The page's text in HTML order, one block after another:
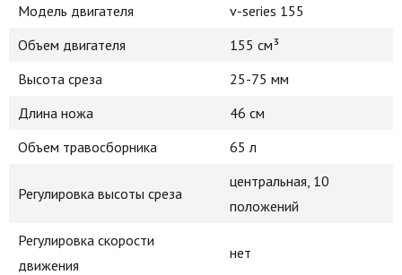
Модель двигателя
v-series 155
Объем двигателя
155 см³
Высота среза
25-75 мм
Длина ножа
46 см
Объем травосборника
65 л
Регулировка высоты среза
центральная, 10
положений
Регулировка скорости
движения
нет